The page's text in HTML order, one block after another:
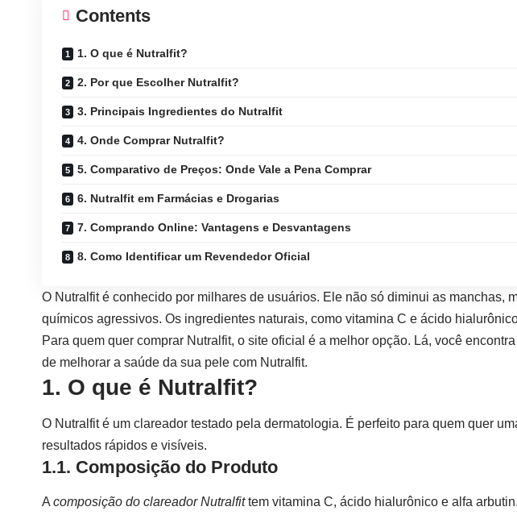
Contents
1. O que é Nutralfit?
2. Por que Escolher Nutralfit?
3. Principais Ingredientes do Nutralfit
4. Onde Comprar Nutralfit?
5. Comparativo de Preços: Onde Vale a Pena Comprar
6. Nutralfit em Farmácias e Drogarias
7. Comprando Online: Vantagens e Desvantagens
8. Como Identificar um Revendedor Oficial
O Nutralfit é conhecido por milhares de usuários. Ele não só diminui as manchas,
químicos agressivos. Os ingredientes naturais, como vitamina C e ácido
Para quem quer comprar Nutralfit, o site oficial é a melhor opção. Lá, você
de melhorar a saúde da sua pele com Nutralfit.
1. O que é Nutralfit?
O Nutralfit é um clareador testado pela dermatologia. É perfeito para quem quer
resultados rápidos e visíveis.
1.1. Composição do Produto
A composição do clareador Nutralfittem vitamina C, ácido hialurônico e alfa